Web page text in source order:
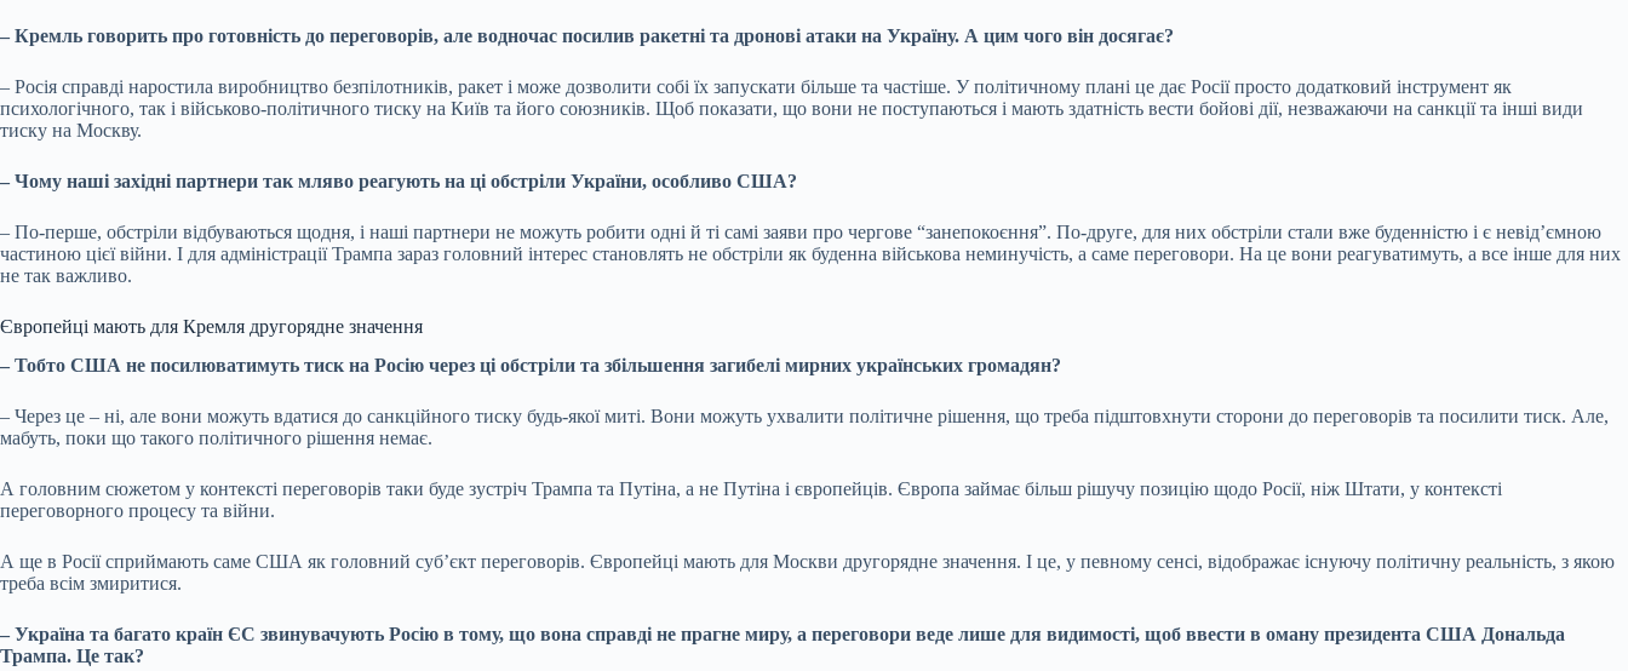
– Кремль говорить про готовність до переговорів, але водночас посилив ракетні та дронові атаки на Україну. А цим чого він досягає?
– Росія справді наростила виробництво безпілотників, ракет і може дозволити собі їх запускати більше та частіше. У політичному плані це дає Росії просто додатковий інструмент як
психологічного, так і військово-політичного тиску на Київ та його союзників. Щоб показати, що вони не поступаються і мають здатність вести бойові дії, незважаючи на санкції та інші види
тиску на Москву.
– Чому наші західні партнери так мляво реагують на ці обстріли України, особливо США?
– По-перше, обстріли відбуваються щодня, і наші партнери не можуть робити одні й ті самі заяви про чергове “занепокоєння”. По-друге, для них обстріли стали вже буденністю і є невід’ємною
частиною цієї війни. І для адміністрації Трампа зараз головний інтерес становлять не обстріли як буденна військова неминучість, а саме переговори. На це вони реагуватимуть, а все інше для них
не так важливо.
Європейці мають для Кремля другорядне значення
– Тобто США не посилюватимуть тиск на Росію через ці обстріли та збільшення загибелі мирних українських громадян?
– Через це – ні, але вони можуть вдатися до санкційного тиску будь-якої миті. Вони можуть ухвалити політичне рішення, що треба підштовхнути сторони до переговорів та посилити тиск. Але,
мабуть, поки що такого політичного рішення немає.
А головним сюжетом у контексті переговорів таки буде зустріч Трампа та Путіна, а не Путіна і європейців. Європа займає більш рішучу позицію щодо Росії, ніж Штати, у контексті
переговорного процесу та війни.
А ще в Росії сприймають саме США як головний суб’єкт переговорів. Європейці мають для Москви другорядне значення. І це, у певному сенсі, відображає існуючу політичну реальність, з якою
треба всім змиритися.
– Україна та багато країн ЄС звинувачують Росію в тому, що вона справді не прагне миру, а переговори веде лише для видимості, щоб ввести в оману президента США Дональда
Трампа. Це так?